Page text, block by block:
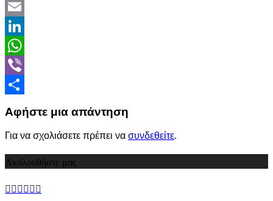
Twitter
Email
LinkedIn
WhatsApp
Viber
Αφήστε μια απάντηση
Για να σχολιάσετε πρέπει να συνδεθείτε.
Ακολουθήστε μας